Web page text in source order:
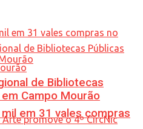
em 31 vales compras
de Bibliotecas
Campo Mourão